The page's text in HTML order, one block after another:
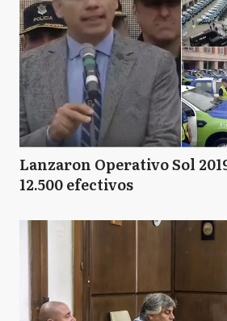
Lanzaron Operativo Sol
12.500 efectivos